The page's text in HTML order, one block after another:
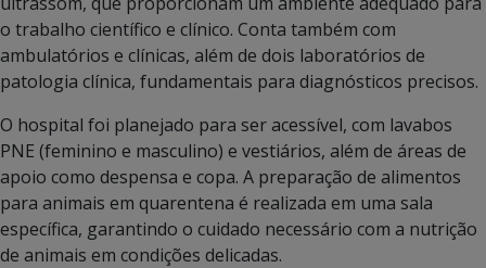
o trabalho científico e clínico. Conta também com
ambulatórios e clínicas, além de dois laboratórios de
patologia clínica, fundamentais para diagnósticos precisos.
O hospital foi planejado para ser acessível, com lavabos
PNE (feminino e masculino) e vestiários, além de áreas de
apoio como despensa e copa. A preparação de alimentos
para animais em quarentena é realizada em uma sala
específica, garantindo o cuidado necessário com a nutrição
de animais em condições delicadas.